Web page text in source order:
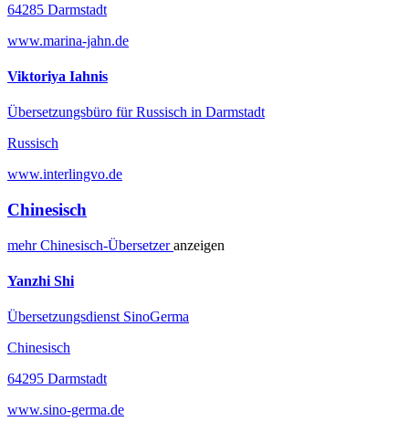
64285 Darmstadt
www.marina-jahn.de
Viktoriya Iahnis
Übersetzungsbüro für Russisch in Darmstadt
Russisch
www.interlingvo.de
Chinesisch
mehrChinesisch-Übersetzeranzeigen
Yanzhi Shi
Übersetzungsdienst SinoGerma
Chinesisch
64295 Darmstadt
www.sino-germa.de